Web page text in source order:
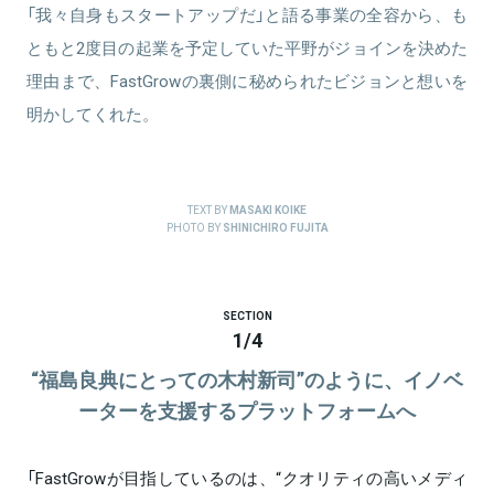
「我々自身もスタートアップだ」と語る事業の全容から、も
ともと2度目の起業を予定していた平野がジョインを決めた
理由まで、FastGrowの裏側に秘められたビジョンと想いを
明かしてくれた。
TEXT BYMASAKI KOIKE
PHOTO BY SHINICHIRO FUJITA
SECTION
1/4
“福島良典にとっての木村新司”のように、イノベ
ーターを支援するプラットフォームへ
「FastGrowが目指しているのは、“クオリティの高いメディ